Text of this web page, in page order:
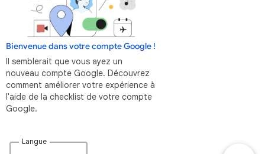
Bienvenue dans votre compte Google !
Il semblerait que vous ayez un
nouveau compte Google. Découvrez
comment améliorer votre expérience à
l'aide de la checklist de votre compte
Google.
Langue